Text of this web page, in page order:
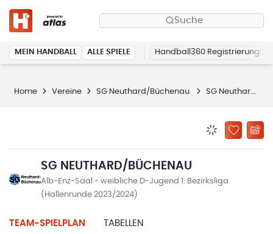
Suche
MEIN HANDBALL ALLE SPIELE Handball360 Registrierung
Home Vereine SG Neuthard/Büchenau SG Neuthard/Büchenau
ZU
SG NEUTHARD/BÜCHENAU
Alb-Enz-Saal - weibliche D-Jugend 1. Bezirksliga
(Hallenrunde 2023/2024)
TEAM-SPIELPLAN TABELLEN